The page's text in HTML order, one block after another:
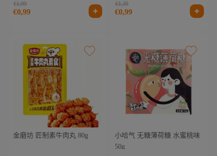
€1,99
€0,99
€1,39
€0,99
金磨坊 匠制素牛肉丸 80g
小哈气 无糖薄荷糖 水蜜桃味
50g